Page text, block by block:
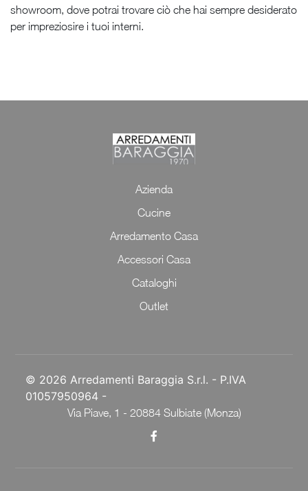
showroom, dove potrai trovare ciò che hai sempre desiderato
per impreziosire i tuoi interni.
Azienda
Cucine
Arredamento Casa
Accessori Casa
Cataloghi
Outlet
© 2026 Arredamenti Baraggia S.r.l. - P.IVA
01057950964 -
Via Piave, 1 - 20884 Sulbiate (Monza)